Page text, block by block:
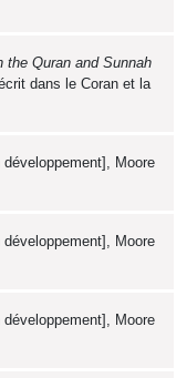
the Quran and Sunnah
dans le Coran et la
développement], Moore
développement], Moore
développement], Moore